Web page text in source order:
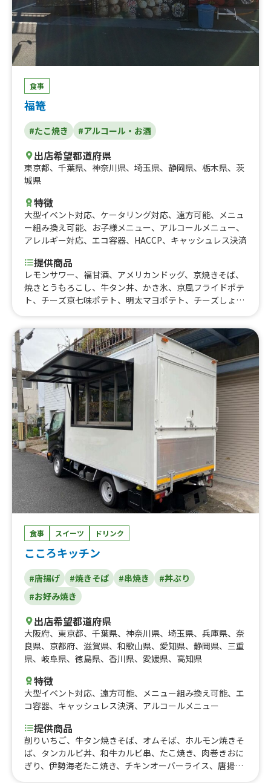
食事
福篭
#たこ焼き #アルコール・お酒
出店希望都道府県
東京都、 千葉県、 神奈川県、 埼玉県、 静岡県、 栃木県、 茨
城県
特徴
大型イベント対応、 ケータリング対応、 遠方可能、 メニュ
ー組み換え可能、 お子様メニュー、 アルコールメニュー、
アレルギー対応、 エコ容器、 HACCP、 キャッシュレス決済
提供商品
レモンサワー、福甘酒、アメリカンドッグ、京焼きそば、
焼きとうもろこし、牛タン丼、かき氷、京風フライドポテ
ト、チーズ京七味ポテト、明太マヨポテト、チーズしょう
モネード、チーズハットグ、京おでん、骨無し手羽先、牛
タン串、ハラミ串 、牛タン丼、生搾り抹茶モンブラン、伊
勢たまりしょうゆからあげ、京風たこ焼き
食事 スイーツ ドリンク
こころキッチン
#唐揚げ #焼きそば #串焼き
#丼ぶり
#お好み焼き
出店希望都道府県
大阪府、 東京都、 千葉県、 神奈川県、 埼玉県、 兵庫県、 奈
良県、 京都府、 滋賀県、 和歌山県、 愛知県、 静岡県、 三重
県、 岐阜県、 徳島県、 香川県、 愛媛県、 高知県
特徴
大型イベント対応、 遠方可能、 メニュー組み換え可能、 エ
コ容器、 キャッシュレス決済、 アルコールメニュー
提供商品
削りいちご、牛タン焼きそば、オムそば、ホルモン焼きそ
ば、タンカルビ丼、和牛カルビ串、たこ焼き、肉巻きおに
ぎり、伊勢海老たこ焼き、チキンオーバーライス、唐揚げ